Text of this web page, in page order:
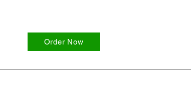
Order Now